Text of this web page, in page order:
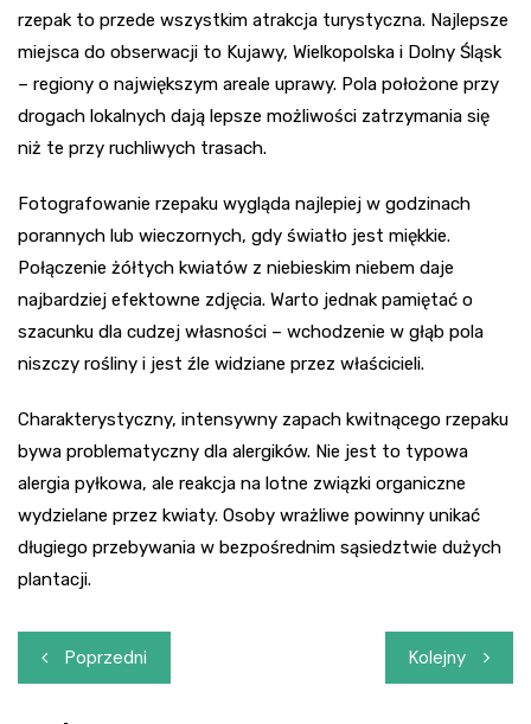
rzepak to przede wszystkim atrakcja turystyczna. Najlepsze
miejsca do obserwacji to Kujawy, Wielkopolska i Dolny Śląsk
– regiony o największym areale uprawy. Pola położone przy
drogach lokalnych dają lepsze możliwości zatrzymania się
niż te przy ruchliwych trasach.
Fotografowanie rzepaku wygląda najlepiej w godzinach
porannych lub wieczornych, gdy światło jest miękkie.
Połączenie żółtych kwiatów z niebieskim niebem daje
najbardziej efektowne zdjęcia. Warto jednak pamiętać o
szacunku dla cudzej własności – wchodzenie w głąb pola
niszczy rośliny i jest źle widziane przez właścicieli.
Charakterystyczny, intensywny zapach kwitnącego rzepaku
bywa problematyczny dla alergików. Nie jest to typowa
alergia pyłkowa, ale reakcja na lotne związki organiczne
wydzielane przez kwiaty. Osoby wrażliwe powinny unikać
długiego przebywania w bezpośrednim sąsiedztwie dużych
plantacji.
Nawigacja
wpisu
Poprzedni Kolejny